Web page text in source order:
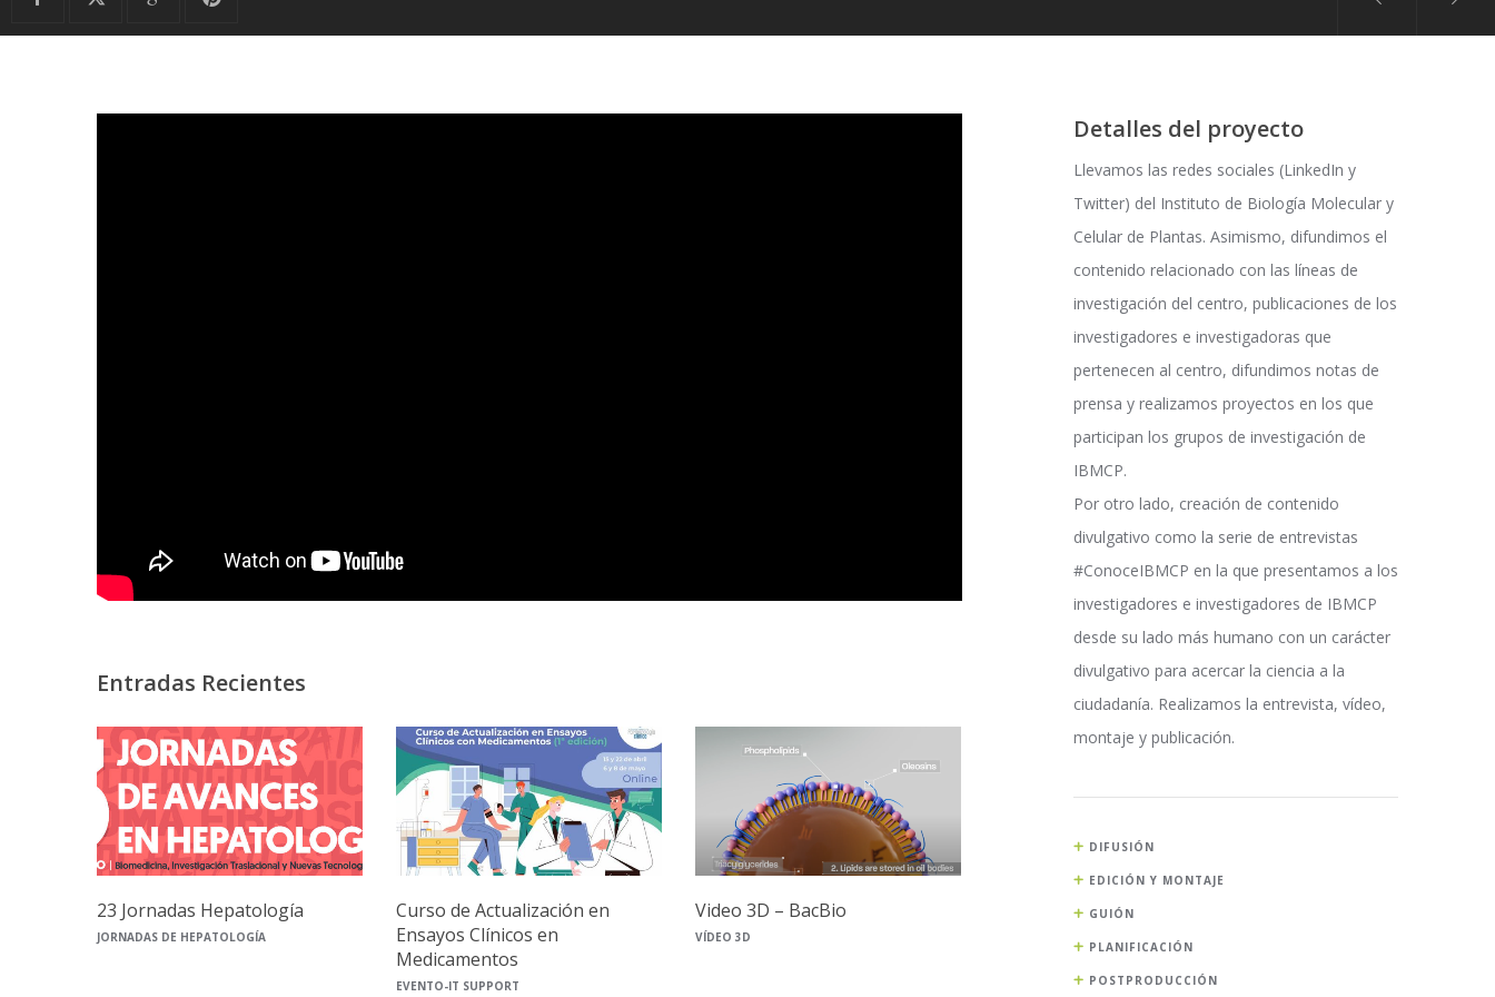
Entradas Recientes
23 Jornadas Hepatología
JORNADAS DE HEPATOLOGÍA
Curso de Actualización en
Ensayos Clínicos en
Medicamentos
EVENTO-IT SUPPORT
Video 3D – BacBio
VÍDEO 3D
Detalles del proyecto
Llevamos las redes sociales (LinkedIn y
Twitter) del Instituto de Biología Molecular y
Celular de Plantas. Asimismo, difundimos el
contenido relacionado con las líneas de
investigación del centro, publicaciones de los
investigadores e investigadoras que
pertenecen al centro, difundimos notas de
prensa y realizamos proyectos en los que
participan los grupos de investigación de
IBMCP.
Por otro lado, creación de contenido
divulgativo como la serie de entrevistas
#ConoceIBMCP en la que presentamos a los
investigadores e investigadores de IBMCP
desde su lado más humano con un carácter
divulgativo para acercar la ciencia a la
ciudadanía. Realizamos la entrevista, vídeo,
montaje y publicación.
DIFUSIÓN
EDICIÓN Y MONTAJE
GUIÓN
PLANIFICACIÓN
POSTPRODUCCIÓN